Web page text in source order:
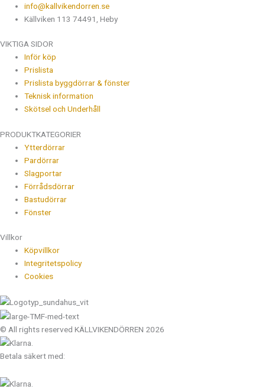
info@kallvikendorren.se
Källviken 113 74491, Heby
VIKTIGA SIDOR
Inför köp
Prislista
Prislista byggdörrar & fönster
Teknisk information
Skötsel och Underhåll
PRODUKTKATEGORIER
Ytterdörrar
Pardörrar
Slagportar
Förrådsdörrar
Bastudörrar
Fönster
Villkor
Köpvillkor
Integritetspolicy
Cookies
© All rights reserved KÄLLVIKENDÖRREN 2026
Betala säkert med: